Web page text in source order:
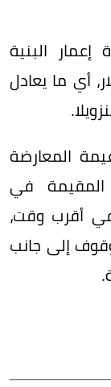
البنية
6.7 مليار دولار، أي ما يعادل
المعارضة
المقيمة في
في أقرب وقت،
إلى جانب